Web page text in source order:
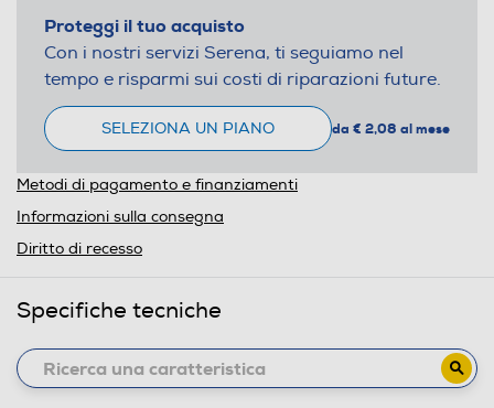
Proteggi il tuo acquisto
Con i nostri servizi Serena, ti seguiamo nel
tempo e risparmi sui costi di riparazioni future.
SELEZIONA UN PIANO da € 2,08 al mese
Metodi di pagamento e finanziamenti
Informazioni sulla consegna
Diritto di recesso
Specifiche tecniche